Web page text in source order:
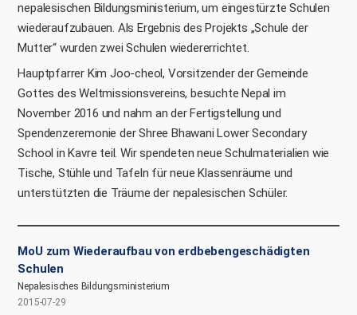
nepalesischen Bildungsministerium, um eingestürzte Schulen
wiederaufzubauen. Als Ergebnis des Projekts „Schule der
Mutter“ wurden zwei Schulen wiedererrichtet.
Hauptpfarrer Kim Joo-cheol, Vorsitzender der Gemeinde
Gottes des Weltmissionsvereins, besuchte Nepal im
November 2016 und nahm an der Fertigstellung und
Spendenzeremonie der Shree Bhawani Lower Secondary
School in Kavre teil. Wir spendeten neue Schulmaterialien wie
Tische, Stühle und Tafeln für neue Klassenräume und
unterstützten die Träume der nepalesischen Schüler.
MoU zum Wiederaufbau von erdbebengeschädigten
Schulen
Nepalesisches Bildungsministerium
2015-07-29